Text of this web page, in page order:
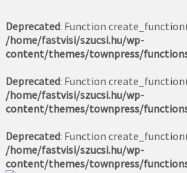
Deprecated: Function
/home/fastvisi/szucsi.hu/wp-
content/themes/townpress/
Deprecated: Function
/home/fastvisi/szucsi.hu/wp-
content/themes/townpress/
Deprecated: Function
/home/fastvisi/szucsi.hu/wp-
content/themes/townpress/